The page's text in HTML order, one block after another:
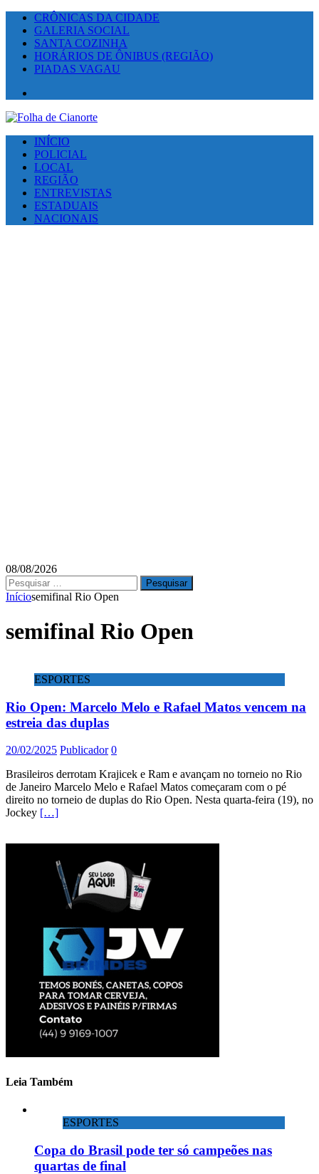
CRÔNICAS DA CIDADE
GALERIA SOCIAL
SANTA COZINHA
HORÁRIOS DE ÔNIBUS (REGIÃO)
PIADAS VAGAU
INÍCIO
POLICIAL
LOCAL
REGIÃO
ENTREVISTAS
ESTADUAIS
NACIONAIS
08/08/2026
Pesquisar
por:
Iníciosemifinal Rio Open
semifinal Rio Open
ESPORTES
Rio Open: Marcelo Melo e Rafael Matos vencem na
estreia das duplas
20/02/2025 Publicador 0
Brasileiros derrotam Krajicek e Ram e avançam no torneio no Rio
de Janeiro Marcelo Melo e Rafael Matos começaram com o pé
direito no torneio de duplas do Rio Open. Nesta quarta-feira (19), no
Jockey […]
Leia Também
ESPORTES
Copa do Brasil pode ter só campeões nas
quartas de final